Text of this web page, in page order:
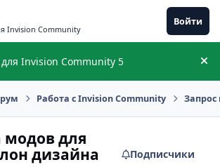
Invision Community
Войти
для Invision Community 5
Работа с Invision Community Запрос
модов для
дизайна
Подписчики